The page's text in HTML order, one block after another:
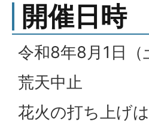
開催日時
令和8年8月1日（
荒天中止
花火の打ち上げ